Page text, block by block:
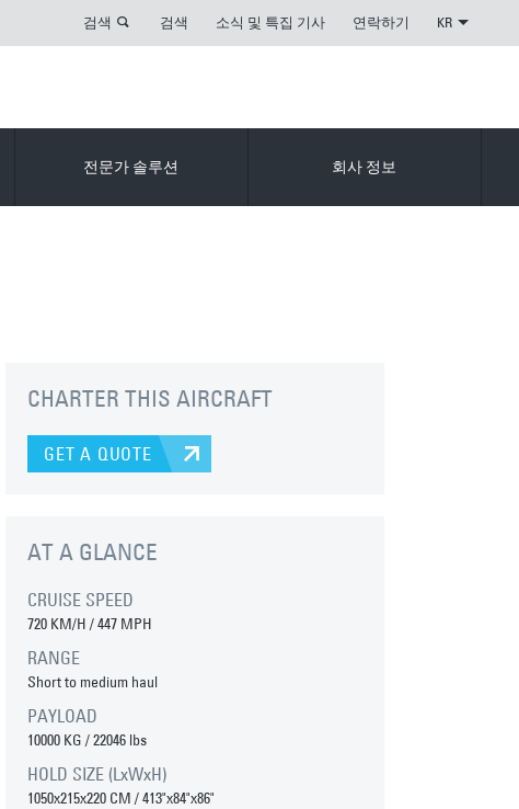
검색 검색 소식 및 특집 기사 연락하기 KR
전문가 솔루션 회사 정보
CHARTER THIS AIRCRAFT
GET A QUOTE
AT A GLANCE
CRUISE SPEED
720 KM/H / 447 MPH
RANGE
Short to medium haul
PAYLOAD
10000 KG / 22046 lbs
HOLD SIZE (LxWxH)
1050x215x220 CM / 413"x84"x86"